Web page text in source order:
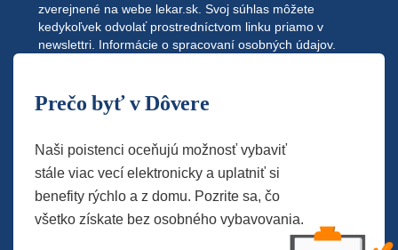
zverejnené na webe lekar.sk . Svoj súhlas môžete
kedykoľvek odvolať prostredníctvom linku priamo v
newslettri. Informácie o spracovaní osobných údajov.
Prečo byť v Dôvere
Naši poistenci oceňujú možnosť vybaviť
stále viac vecí elektronicky a uplatniť si
benefity rýchlo a z domu. Pozrite sa, čo
všetko získate bez osobného vybavovania.